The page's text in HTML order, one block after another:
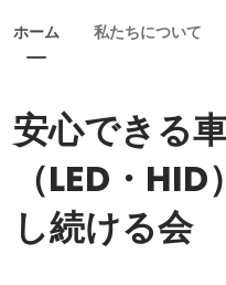
ホーム 私たちについて
安心できる
（LED・
し続ける会